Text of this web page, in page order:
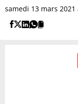
samedi 13 mars 2021